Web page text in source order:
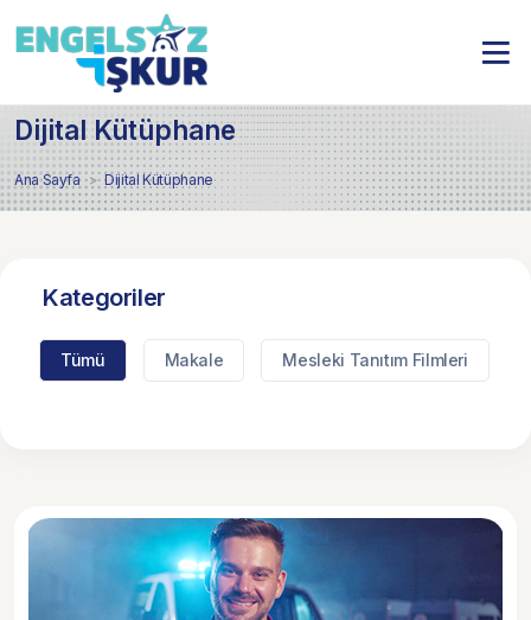
Dijital Kütüphane
Ana Sayfa Dijital Kütüphane
Kategoriler
Tümü Makale Mesleki Tanıtım Filmleri